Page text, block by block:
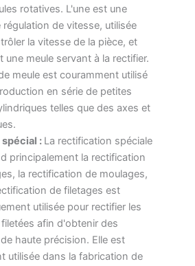
rotatives. L'une est une
régulation de vitesse, utilisée
la vitesse de la pièce, et
une meule servant à la rectifier.
meule est couramment utilisé
en série de petites
telles que des axes et
: La rectification spéciale
principalement la rectification
la rectification de moulages,
de filetages est
utilisée pour rectifier les
afin d'obtenir des
haute précision. Elle est
utilisée dans la fabrication de